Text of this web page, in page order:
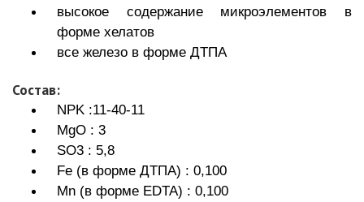
высокое содержание микроэлементов в
форме хелатов
все железо в форме ДТПА
Состав:
NPK :11-40-11
MgO : 3
SO3 : 5,8
Fe (в форме ДТПА) : 0,100
Mn (в форме EDTA) : 0,100